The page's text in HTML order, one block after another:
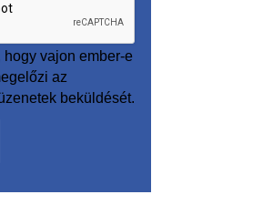
vajon ember-e
az
beküldését.